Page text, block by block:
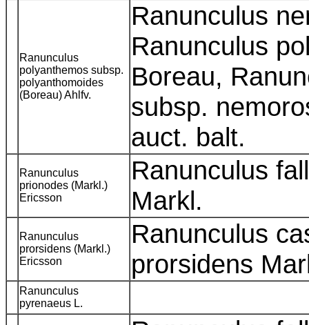
Ranunculus
polyanthemos subsp.
polyanthomoides
(Boreau) Ahlfv.
Ranunculus
Ranunculus
Boreau,
subsp.
auct. balt.
Ranunculus
prionodes (Markl.)
Ericsson
Ranunculus
Markl.
Ranunculus
prorsidens (Markl.)
Ericsson
Ranunculus
prorsidens
Ranunculus
pyrenaeus L.